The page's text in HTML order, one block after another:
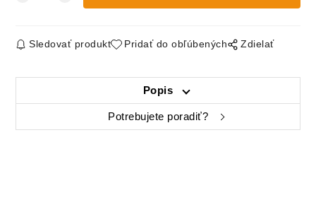
Sledovať produkt Pridať do obľúbených Zdielať
Popis
Potrebujete poradiť?